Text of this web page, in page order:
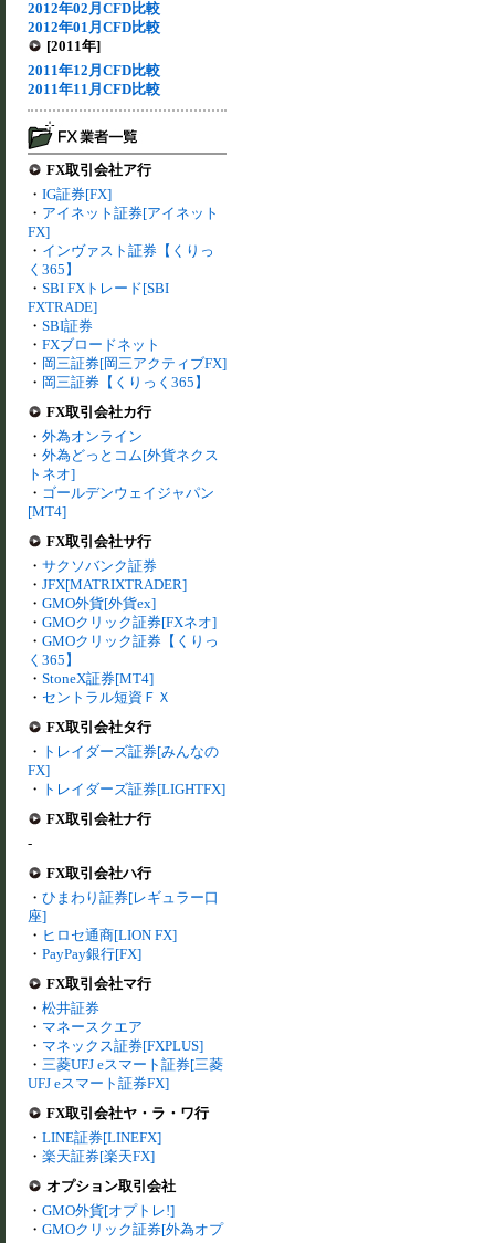
2012年02月CFD比較
2012年01月CFD比較
[2011年]
2011年12月CFD比較
2011年11月CFD比較
FX取引会社ア行
・ IG証券[FX]
・ アイネット証券[アイネット
FX]
・ インヴァスト証券【くりっ
く365】
・ SBI FXトレード[SBI
FXTRADE]
・ SBI証券
・ FXブロードネット
・ 岡三証券[岡三アクティブFX]
・ 岡三証券【くりっく365】
FX取引会社カ行
・ 外為オンライン
・ 外為どっとコム[外貨ネクス
トネオ]
・ ゴールデンウェイジャパン
[MT4]
FX取引会社サ行
・ サクソバンク証券
・ JFX[MATRIXTRADER]
・ GMO外貨[外貨ex]
・ GMOクリック証券[FXネオ]
・ GMOクリック証券【くりっ
く365】
・ StoneX証券[MT4]
・ セントラル短資ＦＸ
FX取引会社タ行
・ トレイダーズ証券[みんなの
FX]
・ トレイダーズ証券[LIGHTFX]
FX取引会社ナ行
-
FX取引会社ハ行
・ ひまわり証券[レギュラー口
座]
・ ヒロセ通商[LION FX]
・ PayPay銀行[FX]
FX取引会社マ行
・ 松井証券
・ マネースクエア
・ マネックス証券[FXPLUS]
・ 三菱UFJ eスマート証券[三菱
UFJ eスマート証券FX]
FX取引会社ヤ・ラ・ワ行
・ LINE証券[LINEFX]
・ 楽天証券[楽天FX]
オプション取引会社
・ GMO外貨[オプトレ!]
・ GMOクリック証券[外為オプ